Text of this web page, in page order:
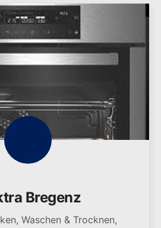
Bregenz
Waschen & Trocknen,